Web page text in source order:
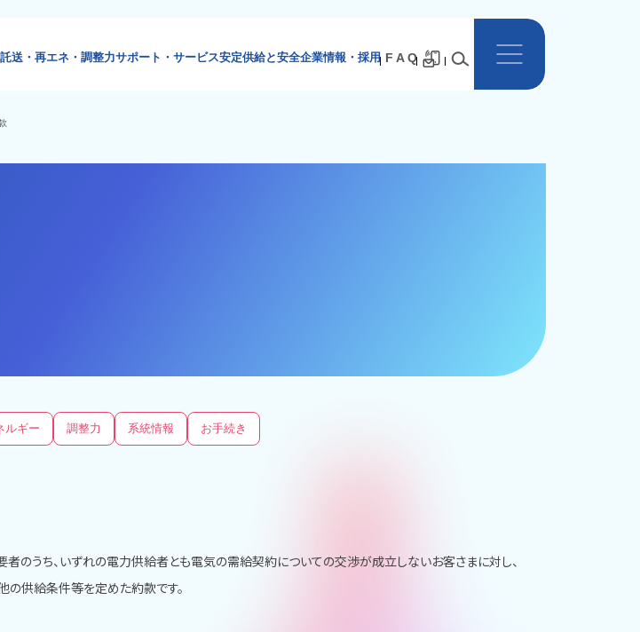
託送・再エネ・調整力サポート・サービス安定供給と安全企業情報・採用 F A Q
ルギー 調整力 系統情報 お手続き
のうち、いずれの電力供給者とも電気の需給契約についての交渉が成立しないお客さまに対し、
供給条件等を定めた約款です。